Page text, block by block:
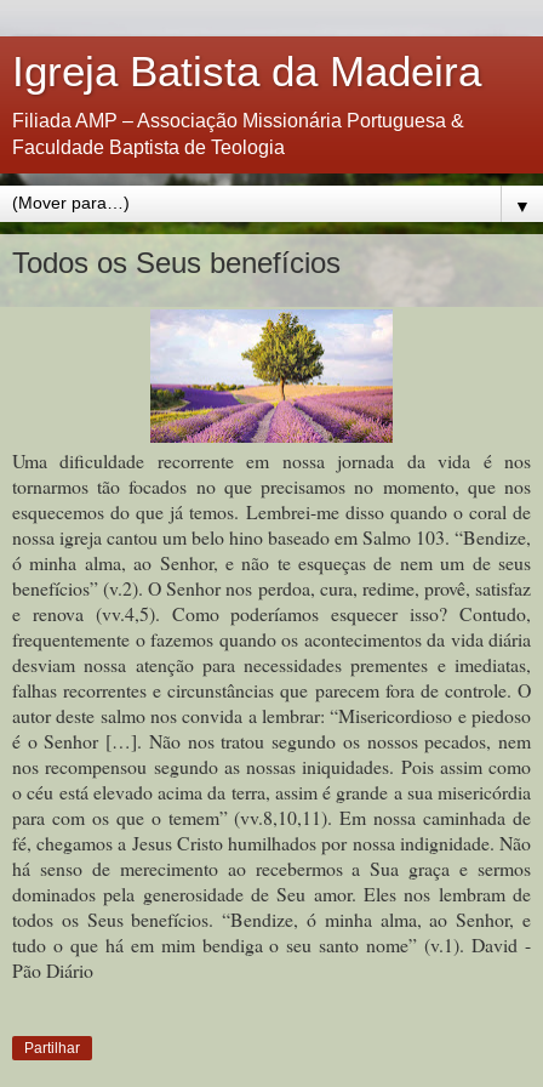
Igreja Batista da Madeira
Filiada AMP – Associação Missionária Portuguesa &
Faculdade Baptista de Teologia
▼
Todos os Seus benefícios
Uma dificuldade recorrente em nossa jornada da vida é nos
tornarmos tão focados no que precisamos no momento, que nos
esquecemos do que já temos. Lembrei-me disso quando o coral de
nossa igreja cantou um belo hino baseado em Salmo 103. “Bendize,
ó minha alma, ao Senhor, e não te esqueças de nem um de seus
benefícios” (v.2). O Senhor nos perdoa, cura, redime, provê, satisfaz
e renova (vv.4,5). Como poderíamos esquecer isso? Contudo,
frequentemente o fazemos quando os acontecimentos da vida diária
desviam nossa atenção para necessidades prementes e imediatas,
falhas recorrentes e circunstâncias que parecem fora de controle. O
autor deste salmo nos convida a lembrar: “Misericordioso e piedoso
é o Senhor […]. Não nos tratou segundo os nossos pecados, nem
nos recompensou segundo as nossas iniquidades. Pois assim como
o céu está elevado acima da terra, assim é grande a sua misericórdia
para com os que o temem” (vv.8,10,11). Em nossa caminhada de
fé, chegamos a Jesus Cristo humilhados por nossa indignidade. Não
há senso de merecimento ao recebermos a Sua graça e sermos
dominados pela generosidade de Seu amor. Eles nos lembram de
todos os Seus benefícios. “Bendize, ó minha alma, ao Senhor, e
tudo o que há em mim bendiga o seu santo nome” (v.1). David -
Pão Diário
Partilhar